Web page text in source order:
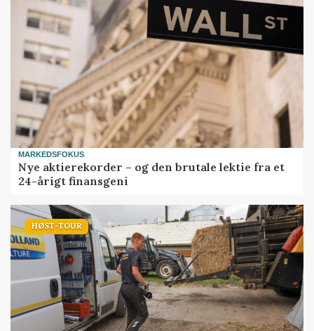
MARKEDSFOKUS
Nye aktierekorder – og den brutale lektie fra et
24-årigt finansgeni
HØST-TOUR